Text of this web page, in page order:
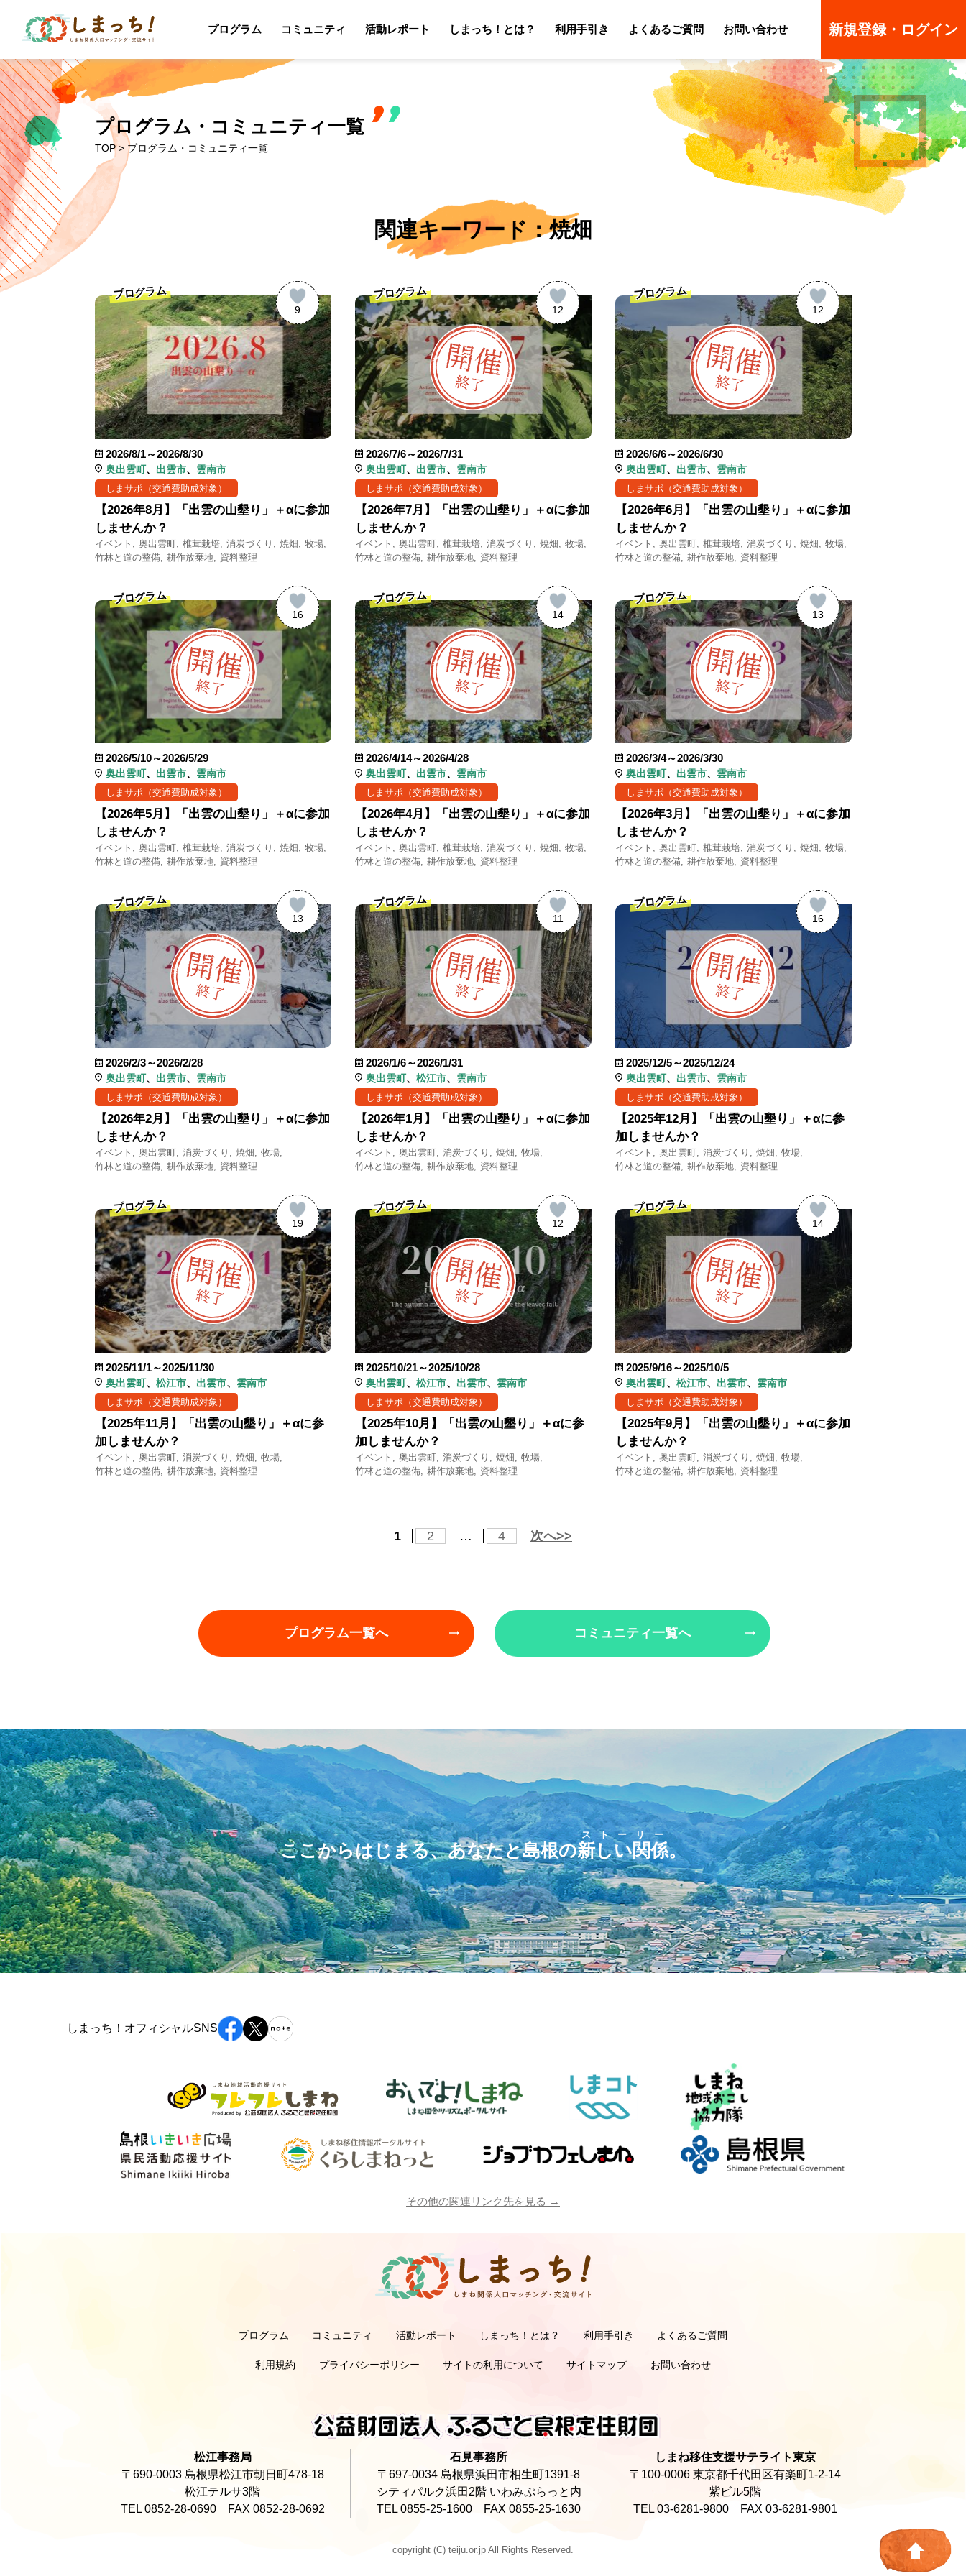
プログラム コミュニティ 活動レポート しまっち！とは？
利用手引き
よくあるご質問
お問い合わせ 新規登録・ログイン
プログラム・コミュニティ一覧
TOP> プログラム・コミュニティ一覧
関連キーワード：焼畑
9
プログラム
2026/8/1～2026/8/30
奥出雲町 出雲市 雲南市
しまサポ（交通費助成対象）
【2026年8月】「出雲の山墾り」＋αに参加
しませんか？
イベント 奥出雲町 椎茸栽培 消炭づくり 焼畑
牧場
竹林と道の整備 耕作放棄地 資料整理
12
プログラム
2026/7/6～2026/7/31
奥出雲町 出雲市 雲南市
しまサポ（交通費助成対象）
【2026年7月】「出雲の山墾り」＋αに参加
しませんか？
イベント 奥出雲町 椎茸栽培 消炭づくり 焼畑
牧場
竹林と道の整備
耕作放棄地 資料整理
12
プログラム
2026/6/6～2026/6/30
奥出雲町 出雲市 雲南市
しまサポ（交通費助成対象）
【2026年6月】「出雲の山墾り」＋αに参加
しませんか？
イベント 奥出雲町 椎茸栽培 消炭づくり 焼畑
牧場
竹林と道の整備
耕作放棄地 資料整理
16
プログラム
2026/5/10～2026/5/29
奥出雲町 出雲市 雲南市
しまサポ（交通費助成対象）
【2026年5月】「出雲の山墾り」＋αに参加
しませんか？
イベント 奥出雲町 椎茸栽培 消炭づくり 焼畑
牧場
竹林と道の整備 耕作放棄地 資料整理
14
プログラム
2026/4/14～2026/4/28
奥出雲町 出雲市 雲南市
しまサポ（交通費助成対象）
【2026年4月】「出雲の山墾り」＋αに参加
しませんか？
イベント 奥出雲町 椎茸栽培 消炭づくり 焼畑
牧場
竹林と道の整備
耕作放棄地 資料整理
13
プログラム
2026/3/4～2026/3/30
奥出雲町 出雲市 雲南市
しまサポ（交通費助成対象）
【2026年3月】「出雲の山墾り」＋αに参加
しませんか？
イベント 奥出雲町 椎茸栽培 消炭づくり 焼畑
牧場
竹林と道の整備
耕作放棄地 資料整理
13
プログラム
2026/2/3～2026/2/28
奥出雲町 出雲市 雲南市
しまサポ（交通費助成対象）
【2026年2月】「出雲の山墾り」＋αに参加
しませんか？
イベント 奥出雲町 消炭づくり 焼畑
牧場
竹林と道の整備 耕作放棄地 資料整理
11
プログラム
2026/1/6～2026/1/31
奥出雲町 松江市 雲南市
しまサポ（交通費助成対象）
【2026年1月】「出雲の山墾り」＋αに参加
しませんか？
イベント 奥出雲町 消炭づくり 焼畑
牧場
竹林と道の整備
耕作放棄地 資料整理
16
プログラム
2025/12/5～2025/12/24
奥出雲町 出雲市 雲南市
しまサポ（交通費助成対象）
【2025年12月】「出雲の山墾り」＋αに参
加しませんか？
イベント 奥出雲町 消炭づくり 焼畑
牧場
竹林と道の整備
耕作放棄地 資料整理
19
プログラム
2025/11/1～2025/11/30
奥出雲町 松江市 出雲市 雲南市
しまサポ（交通費助成対象）
【2025年11月】「出雲の山墾り」＋αに参
加しませんか？
イベント 奥出雲町 消炭づくり 焼畑
牧場
竹林と道の整備 耕作放棄地 資料整理
12
プログラム
2025/10/21～2025/10/28
奥出雲町 松江市 出雲市 雲南市
しまサポ（交通費助成対象）
【2025年10月】「出雲の山墾り」＋αに参
加しませんか？
イベント 奥出雲町 消炭づくり 焼畑
牧場
竹林と道の整備
耕作放棄地 資料整理
14
プログラム
2025/9/16～2025/10/5
奥出雲町 松江市 出雲市 雲南市
しまサポ（交通費助成対象）
【2025年9月】「出雲の山墾り」＋αに参加
しませんか？
イベント 奥出雲町 消炭づくり 焼畑
牧場
竹林と道の整備
耕作放棄地 資料整理
1 2 … 4 次へ>>
プログラム一覧へ コミュニティ一覧へ
ここからはじまる、あなたと島根の新しい関係
ストーリー
。
しまっち！オフィシャルSNS
その他の関連リンク先を見る →
プログラム コミュニティ 活動レポート しまっち！とは？
利用手引き
サポーターの利用手引き
オーナーの利用手引き
よくあるご質問
サポーターのよくあるご質問
オーナーのよくあるご質問
利用規約 プライバシーポリシー サイトの利用について サイトマップ お問い合わせ
松江事務局
〒690-0003 島根県松江市朝日町478-18
松江テルサ3階
TEL 0852-28-0690 FAX 0852-28-0692
石見事務所
〒697-0034 島根県浜田市相生町1391-8
シティパルク浜田2階 いわみぷらっと内
TEL 0855-25-1600 FAX 0855-25-1630
しまね移住支援サテライト東京
〒100-0006 東京都千代田区有楽町1-2-14
紫ビル5階
TEL 03-6281-9800 FAX 03-6281-9801
copyright (C) teiju.or.jp All Rights Reserved.